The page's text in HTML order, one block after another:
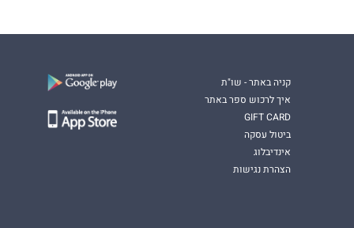
קניה באתר - שו"ת
איך לרכוש ספר באתר
GIFT CARD
ביטול עסקה
אינדיבלוג
הצהרת נגישות